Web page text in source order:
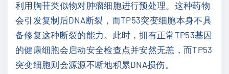
利用胸苷类似物对肿瘤细胞进行预处理。这种药物
会引发复制后DNA断裂，而TP53突变细胞本身不具
备修复这种断裂的能力。此时，拥有正常TP53基因
的健康细胞会启动安全检查点并安然无恙，而TP53
突变细胞则会源源不断地积累DNA损伤。